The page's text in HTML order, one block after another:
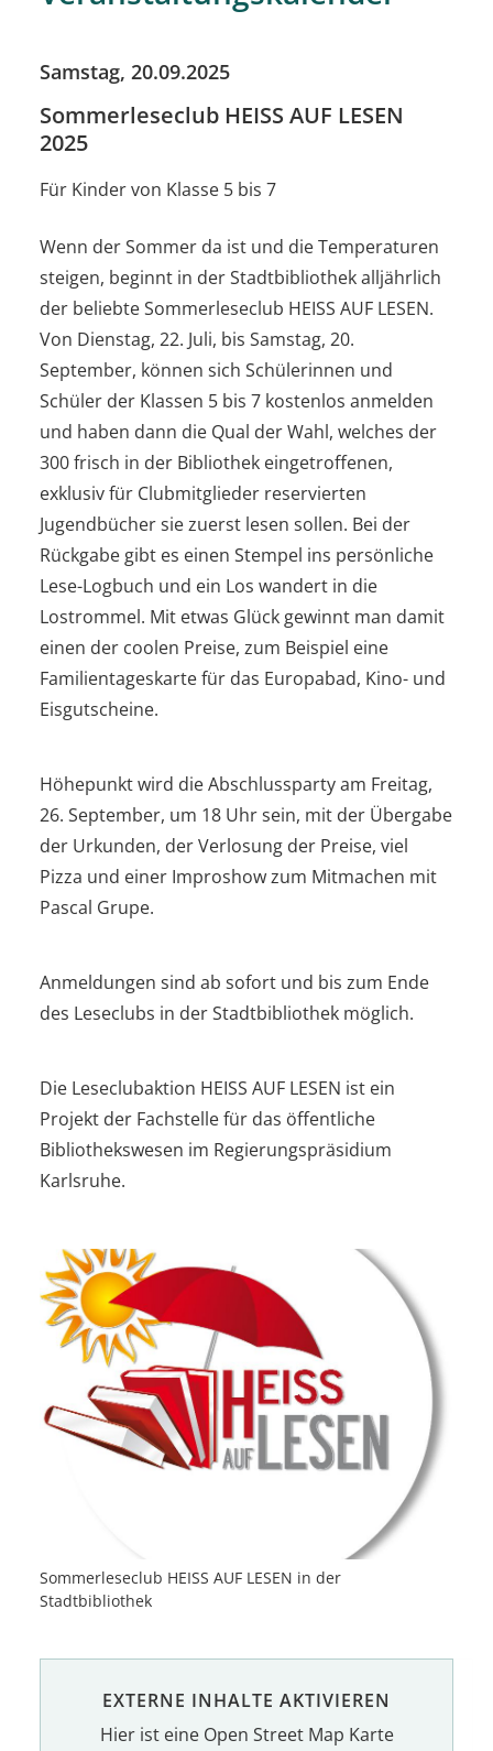
Samstag, 20.09.2025
Sommerleseclub HEISS AUF LESEN
2025
Für Kinder von Klasse 5 bis 7
Wenn der Sommer da ist und die Temperaturen
steigen, beginnt in der Stadtbibliothek alljährlich
der beliebte Sommerleseclub HEISS AUF LESEN.
Von Dienstag, 22. Juli, bis Samstag, 20.
September, können sich Schülerinnen und
Schüler der Klassen 5 bis 7 kostenlos anmelden
und haben dann die Qual der Wahl, welches der
300 frisch in der Bibliothek eingetroffenen,
exklusiv für Clubmitglieder reservierten
Jugendbücher sie zuerst lesen sollen. Bei der
Rückgabe gibt es einen Stempel ins persönliche
Lese-Logbuch und ein Los wandert in die
Lostrommel. Mit etwas Glück gewinnt man damit
einen der coolen Preise, zum Beispiel eine
Familientageskarte für das Europabad, Kino- und
Eisgutscheine.
Höhepunkt wird die Abschlussparty am Freitag,
26. September, um 18 Uhr sein, mit der Übergabe
der Urkunden, der Verlosung der Preise, viel
Pizza und einer Improshow zum Mitmachen mit
Pascal Grupe.
Anmeldungen sind ab sofort und bis zum Ende
des Leseclubs in der Stadtbibliothek möglich.
Die Leseclubaktion HEISS AUF LESEN ist ein
Projekt der Fachstelle für das öffentliche
Bibliothekswesen im Regierungspräsidium
Karlsruhe.
Sommerleseclub HEISS AUF LESEN in der
Stadtbibliothek
EXTERNE INHALTE AKTIVIEREN
Hier ist eine Open Street Map Karte